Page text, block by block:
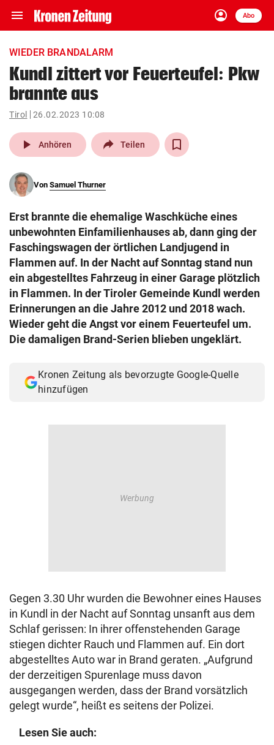
menu Navigation
ein-/ausklappen
account_circle
Anmelden
Abo
close Schließen
account_circle Anmelden
pin_drop
Wien arrow_right
search
eingeben
© Krone Multimedia GmbH & Co KG 2026
Muthgasse 2, 1190 Wien
WIEDER BRANDALARM
Kundl zittert vor Feuerteufel: Pkw
brannte aus
Tirol 26.02.2023 10:08
play_arrow Anhören Teilen
Von Samuel Thurner
Erst brannte die ehemalige Waschküche eines
unbewohnten Einfamilienhauses ab, dann ging der
Faschingswagen der örtlichen Landjugend in
Flammen auf. In der Nacht auf Sonntag stand nun
ein abgestelltes Fahrzeug in einer Garage plötzlich
in Flammen. In der Tiroler Gemeinde Kundl werden
Erinnerungen an die Jahre 2012 und 2018 wach.
Wieder geht die Angst vor einem Feuerteufel um.
Die damaligen Brand-Serien blieben ungeklärt.
Kronen Zeitung als bevorzugte Google-Quelle
hinzufügen
Gegen 3.30 Uhr wurden die Bewohner eines Hauses
in Kundl in der Nacht auf Sonntag unsanft aus dem
Schlaf gerissen: In ihrer offenstehenden Garage
stiegen dichter Rauch und Flammen auf. Ein dort
abgestelltes Auto war in Brand geraten. „Aufgrund
der derzeitigen Spurenlage muss davon
ausgegangen werden, dass der Brand vorsätzlich
gelegt wurde“, heißt es seitens der Polizei.
Lesen Sie auch: